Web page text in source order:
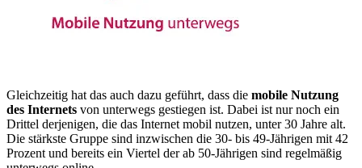
Gleichzeitig hat das auch dazu geführt, dass die mobile Nutzung
des Internets von unterwegs gestiegen ist. Dabei ist nur noch ein
Drittel derjenigen, die das Internet mobil nutzen, unter 30 Jahre alt.
Die stärkste Gruppe sind inzwischen die 30- bis 49-Jährigen mit 42
Prozent und bereits ein Viertel der ab 50-Jährigen sind regelmäßig